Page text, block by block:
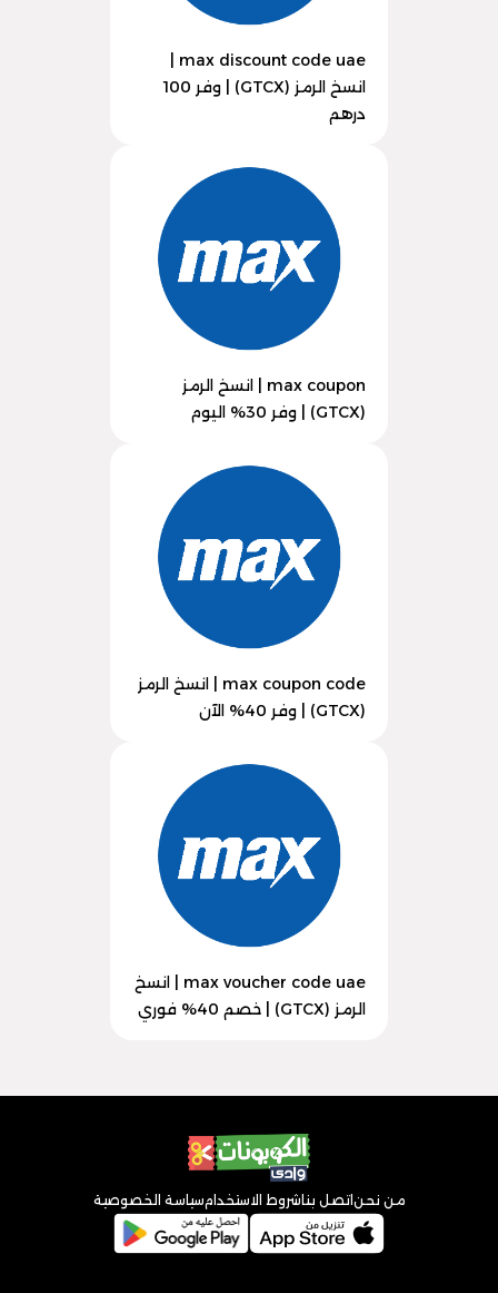
انسخ الرمز (GTCX) | وفر 100
درهم
max coupon | انسخ الرمز
(GTCX) | وفر 30% اليوم
max coupon code | انسخ الرمز
(GTCX) | وفر 40% الآن
max voucher code uae | انسخ
الرمز (GTCX) | خصم 40% فوري
من نحن اتصل بنا شروط الاستخدامسياسة الخصوصية